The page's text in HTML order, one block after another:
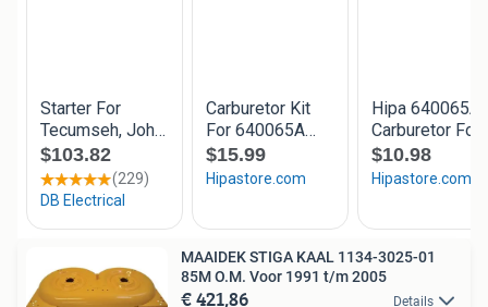
MAAIDEK STIGA KAAL 1134-3025-01
85M O.M. Voor 1991 t/m 2005
€ 421,86 Details